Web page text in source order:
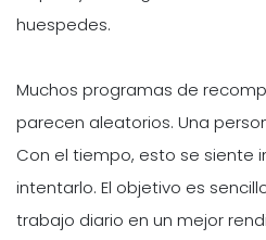
huespedes.
Muchos programas de
parecen aleatorios. Una
Con el tiempo, esto se siente
intentarlo. El objetivo es
trabajo diario en un mejor